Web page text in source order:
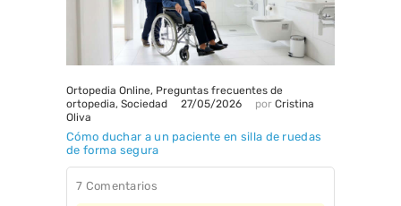
Ortopedia Online, Preguntas frecuentes de
ortopedia, Sociedad 27/05/2026 por Cristina
Oliva
Cómo duchar a un paciente en silla de ruedas
de forma segura
7 Comentarios